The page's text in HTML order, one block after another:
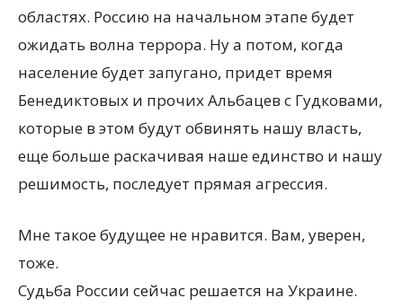
областях. Россию на начальном этапе будет
ожидать волна террора. Ну а потом, когда
население будет запугано, придет время
Бенедиктовых и прочих Альбацев с Гудковами,
которые в этом будут обвинять нашу власть,
еще больше раскачивая наше единство и нашу
решимость, последует прямая агрессия.
Мне такое будущее не нравится. Вам, уверен,
тоже.
Судьба России сейчас решается на Украине.